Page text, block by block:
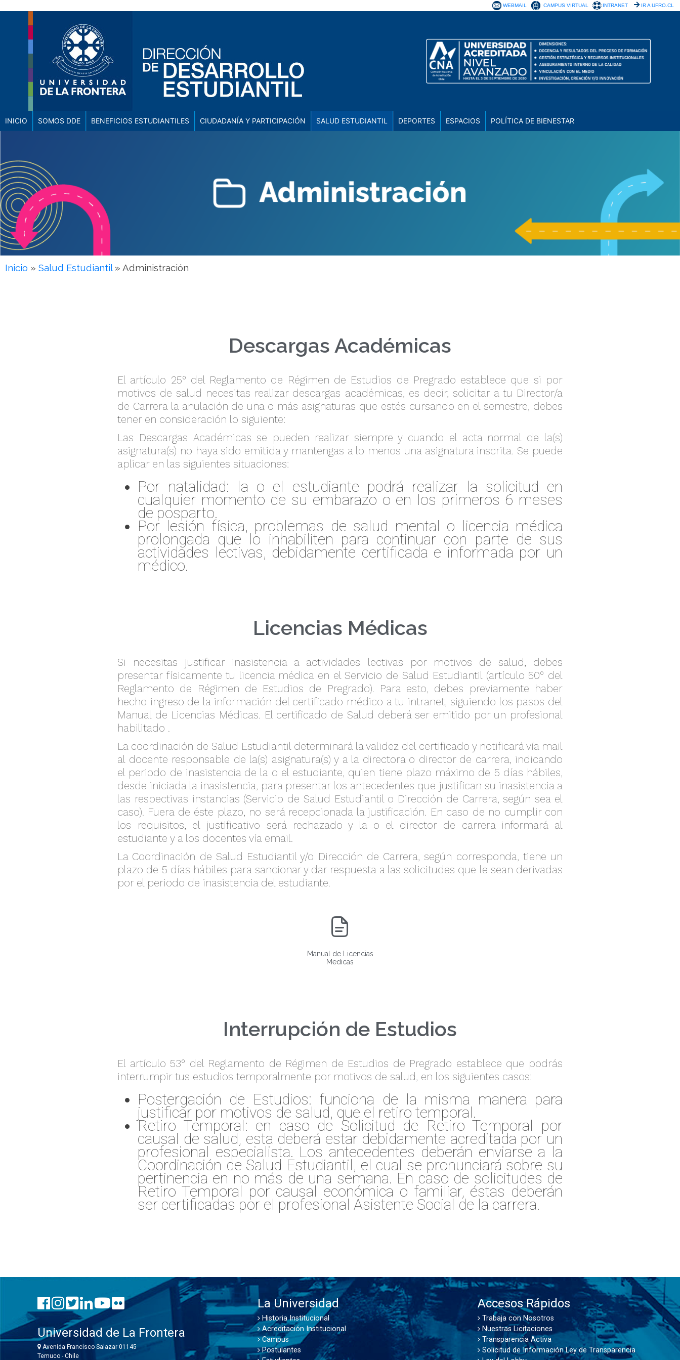
WEBMAIL CAMPUS VIRTUAL INTRANET IR A UFRO.CL
INICIO SOMOS DDE BENEFICIOS ESTUDIANTILES CIUDADANÍA Y PARTICIPACIÓN SALUD ESTUDIANTIL DEPORTES ESPACIOS POLÍTICA DE BIENESTAR
Inicio » Salud Estudiantil» Administración
Descargas Académicas
El artículo 25° del Reglamento de Régimen de Estudios de Pregrado establece que si por
motivos de salud necesitas realizar descargas académicas, es decir, solicitar a tu Director/a
de Carrera la anulación de una o más asignaturas que estés cursando en el semestre, debes
tener en consideración lo siguiente:
Las Descargas Académicas se pueden realizar siempre y cuando el acta normal de la(s)
asignatura(s) no haya sido emitida y mantengas a lo menos una asignatura inscrita. Se puede
aplicar en las siguientes situaciones:
Por natalidad: la o el estudiante podrá realizar la solicitud en
cualquier momento de su embarazo o en los primeros 6 meses
de posparto.
Por lesión física, problemas de salud mental o licencia médica
prolongada que lo inhabiliten para continuar con parte de sus
actividades lectivas, debidamente certificada e informada por un
médico.
Licencias Médicas
Si necesitas justificar inasistencia a actividades lectivas por motivos de salud, debes
presentar físicamente tu licencia médica en el Servicio de Salud Estudiantil (artículo 50° del
Reglamento de Régimen de Estudios de Pregrado). Para esto, debes previamente haber
hecho ingreso de la información del certificado médico a tu intranet, siguiendo los pasos del
Manual de Licencias Médicas. El certificado de Salud deberá ser emitido por un profesional
habilitado .
La coordinación de Salud Estudiantil determinará la validez del certificado y notificará vía mail
al docente responsable de la(s) asignatura(s) y a la directora o director de carrera, indicando
el periodo de inasistencia de la o el estudiante, quien tiene plazo máximo de 5 días hábiles,
desde iniciada la inasistencia, para presentar los antecedentes que justifican su inasistencia a
las respectivas instancias (Servicio de Salud Estudiantil o Dirección de Carrera, según sea el
caso). Fuera de éste plazo, no será recepcionada la justificación. En caso de no cumplir con
los requisitos, el justificativo será rechazado y la o el director de carrera informará al
estudiante y a los docentes vía email.
La Coordinación de Salud Estudiantil y/o Dirección de Carrera, según corresponda, tiene un
plazo de 5 días hábiles para sancionar y dar respuesta a las solicitudes que le sean derivadas
por el periodo de inasistencia del estudiante.
Manual de Licencias
Medicas
Interrupción de Estudios
El artículo 53° del Reglamento de Régimen de Estudios de Pregrado establece que podrás
interrumpir tus estudios temporalmente por motivos de salud, en los siguientes casos:
Postergación de Estudios: funciona de la misma manera para
justificar por motivos de salud, que el retiro temporal.
Retiro Temporal: en caso de Solicitud de Retiro Temporal por
causal de salud, esta deberá estar debidamente acreditada por un
profesional especialista. Los antecedentes deberán enviarse a la
Coordinación de Salud Estudiantil, el cual se pronunciará sobre su
pertinencia en no más de una semana. En caso de solicitudes de
Retiro Temporal por causal económica o familiar, éstas deberán
ser certificadas por el profesional Asistente Social de la carrera.
Universidad de La Frontera
Avenida Francisco Salazar 01145
Temuco - Chile
La Universidad
Historia Institucional
Acreditación Institucional
Campus
Postulantes
Accesos Rápidos
Trabaja con Nosotros
Nuestras Licitaciones
Transparencia Activa
Solicitud de Información Ley de Transparencia